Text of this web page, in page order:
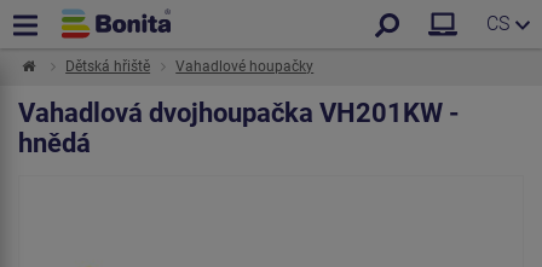
CS
Dětská hřiště Vahadlové houpačky
Vahadlová dvojhoupačka VH201KW -
hnědá